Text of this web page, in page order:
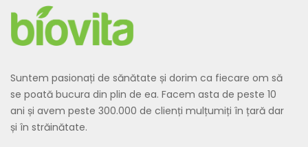
Suntem pasionați de sănătate și dorim ca fiecare om să
se poată bucura din plin de ea. Facem asta de peste 10
ani și avem peste 300.000 de clienți mulțumiți în țară dar
și în străinătate.